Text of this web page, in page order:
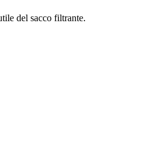
del sacco filtrante.